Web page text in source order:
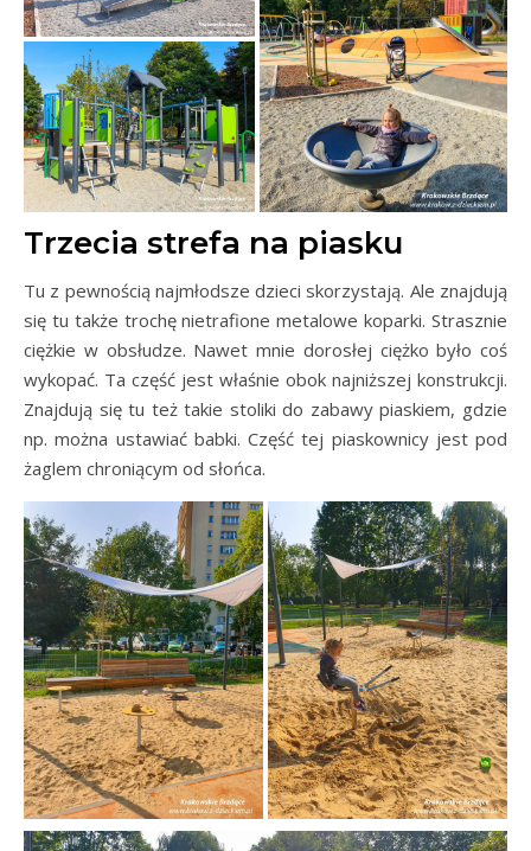
Trzecia strefa na piasku
Tu z pewnością najmłodsze dzieci skorzystają. Ale znajdują
się tu także trochę nietrafione metalowe koparki. Strasznie
ciężkie w obsłudze. Nawet mnie dorosłej ciężko było coś
wykopać. Ta część jest właśnie obok najniższej konstrukcji.
Znajdują się tu też takie stoliki do zabawy piaskiem, gdzie
np. można ustawiać babki. Część tej piaskownicy jest pod
żaglem chroniącym od słońca.